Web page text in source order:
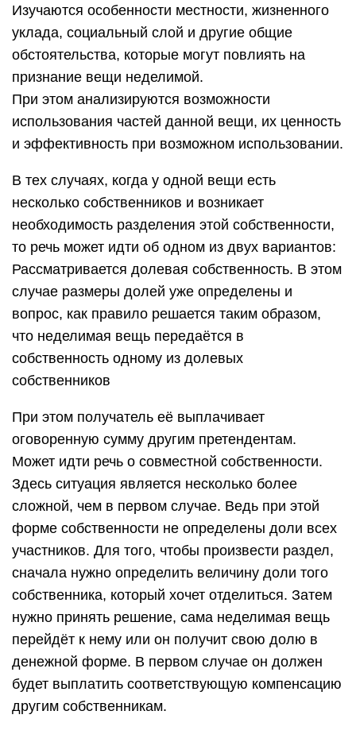
Изучаются особенности местности, жизненного
уклада, социальный слой и другие общие
обстоятельства, которые могут повлиять на
признание вещи неделимой.
При этом анализируются возможности
использования частей данной вещи, их ценность
и эффективность при возможном использовании.
В тех случаях, когда у одной вещи есть
несколько собственников и возникает
необходимость разделения этой собственности,
то речь может идти об одном из двух вариантов:
Рассматривается долевая собственность. В этом
случае размеры долей уже определены и
вопрос, как правило решается таким образом,
что неделимая вещь передаётся в
собственность одному из долевых
собственников
При этом получатель её выплачивает
оговоренную сумму другим претендентам.
Может идти речь о совместной собственности.
Здесь ситуация является несколько более
сложной, чем в первом случае. Ведь при этой
форме собственности не определены доли всех
участников. Для того, чтобы произвести раздел,
сначала нужно определить величину доли того
собственника, который хочет отделиться. Затем
нужно принять решение, сама неделимая вещь
перейдёт к нему или он получит свою долю в
денежной форме. В первом случае он должен
будет выплатить соответствующую компенсацию
другим собственникам.